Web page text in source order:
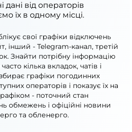
від операторів
їх в одному місці.
свої графіки відключень
інший - Telegram-канал, третій
Знайти потрібну інформацію
кілька вкладок, чатів і
графіки погодинних
операторів і показує їх на
- поточний стан
обмежень і офіційні новини
та обленерго.